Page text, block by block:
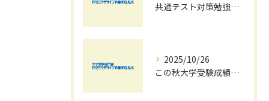
共通テスト対策勉強は早めに始めましょう！
2025/10/26
この秋大学受験成績大幅UPの秘訣